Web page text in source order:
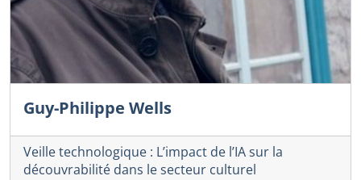
Guy-Philippe Wells
Veille technologique : L’impact de l’IA sur la
découvrabilité dans le secteur culturel